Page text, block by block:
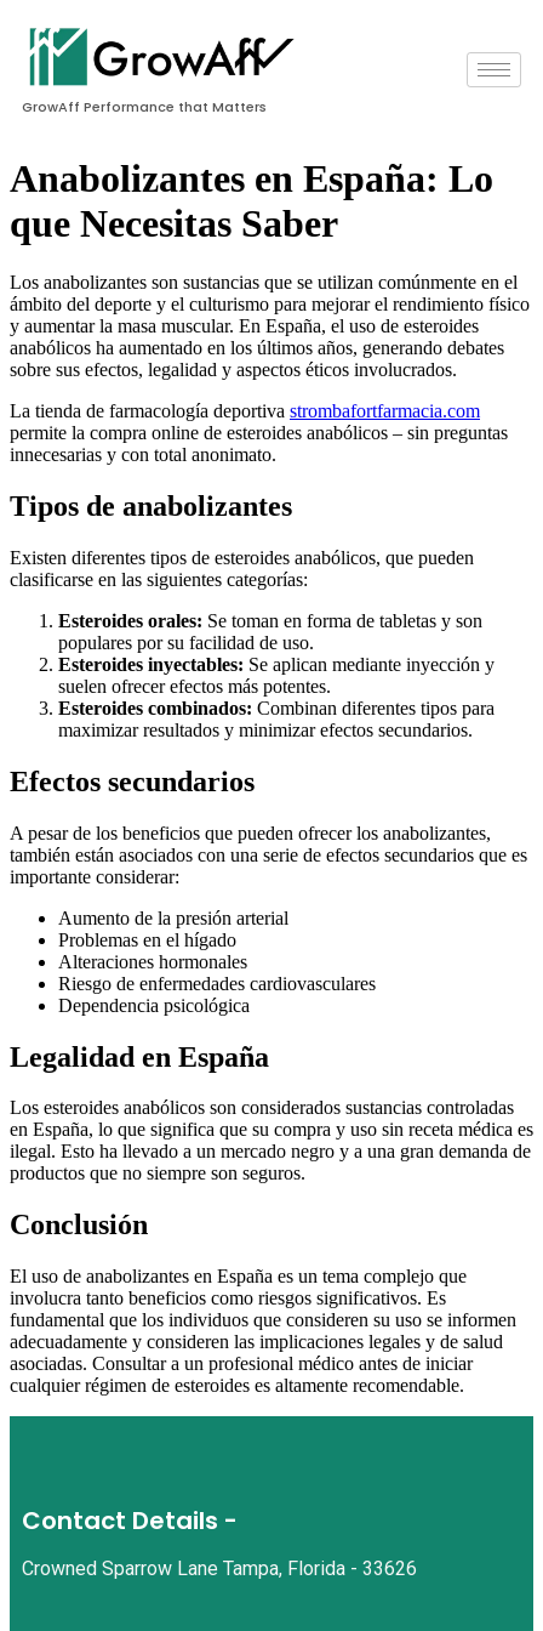
GrowAff Performance that Matters
Anabolizantes en España: Lo
que Necesitas Saber
Los anabolizantes son sustancias que se utilizan comúnmente en el
ámbito del deporte y el culturismo para mejorar el rendimiento físico
y aumentar la masa muscular. En España, el uso de esteroides
anabólicos ha aumentado en los últimos años, generando debates
sobre sus efectos, legalidad y aspectos éticos involucrados.
La tienda de farmacología deportiva strombafortfarmacia.com
permite la compra online de esteroides anabólicos – sin preguntas
innecesarias y con total anonimato.
Tipos de anabolizantes
Existen diferentes tipos de esteroides anabólicos, que pueden
clasificarse en las siguientes categorías:
Esteroides orales: Se toman en forma de tabletas y son
populares por su facilidad de uso.
Esteroides inyectables: Se aplican mediante inyección y
suelen ofrecer efectos más potentes.
Esteroides combinados: Combinan diferentes tipos para
maximizar resultados y minimizar efectos secundarios.
Efectos secundarios
A pesar de los beneficios que pueden ofrecer los anabolizantes,
también están asociados con una serie de efectos secundarios que es
importante considerar:
Aumento de la presión arterial
Problemas en el hígado
Alteraciones hormonales
Riesgo de enfermedades cardiovasculares
Dependencia psicológica
Legalidad en España
Los esteroides anabólicos son considerados sustancias controladas
en España, lo que significa que su compra y uso sin receta médica es
ilegal. Esto ha llevado a un mercado negro y a una gran demanda de
productos que no siempre son seguros.
Conclusión
El uso de anabolizantes en España es un tema complejo que
involucra tanto beneficios como riesgos significativos. Es
fundamental que los individuos que consideren su uso se informen
adecuadamente y consideren las implicaciones legales y de salud
asociadas. Consultar a un profesional médico antes de iniciar
cualquier régimen de esteroides es altamente recomendable.
Contact Details -
Crowned Sparrow Lane Tampa, Florida - 33626